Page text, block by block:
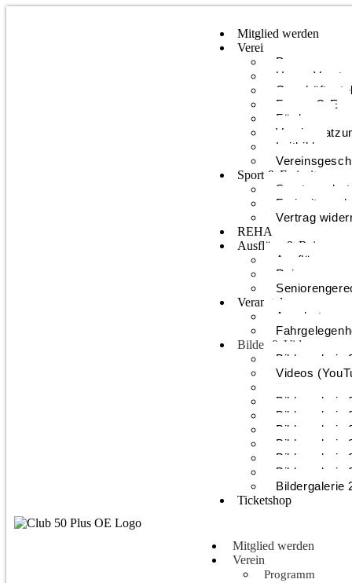
Mitglied werden
Verein
Programm
Unser
Forum O-E
Förderer
Leitbild
Sport & Freizeit
Sportangebote
Vertrag
REHA
Ausflüge & Reisen
Ausflüge
Reisen
Veranstaltungen
Angebote
Bilder & Videos
Bildergalerie
Videos
Bildergalerie
Bildergalerie
Bildergalerie
Bildergalerie
Bildergalerie
Bildergalerie
Bildergalerie
Ticketshop
Mitglied werden
Verein
Programm